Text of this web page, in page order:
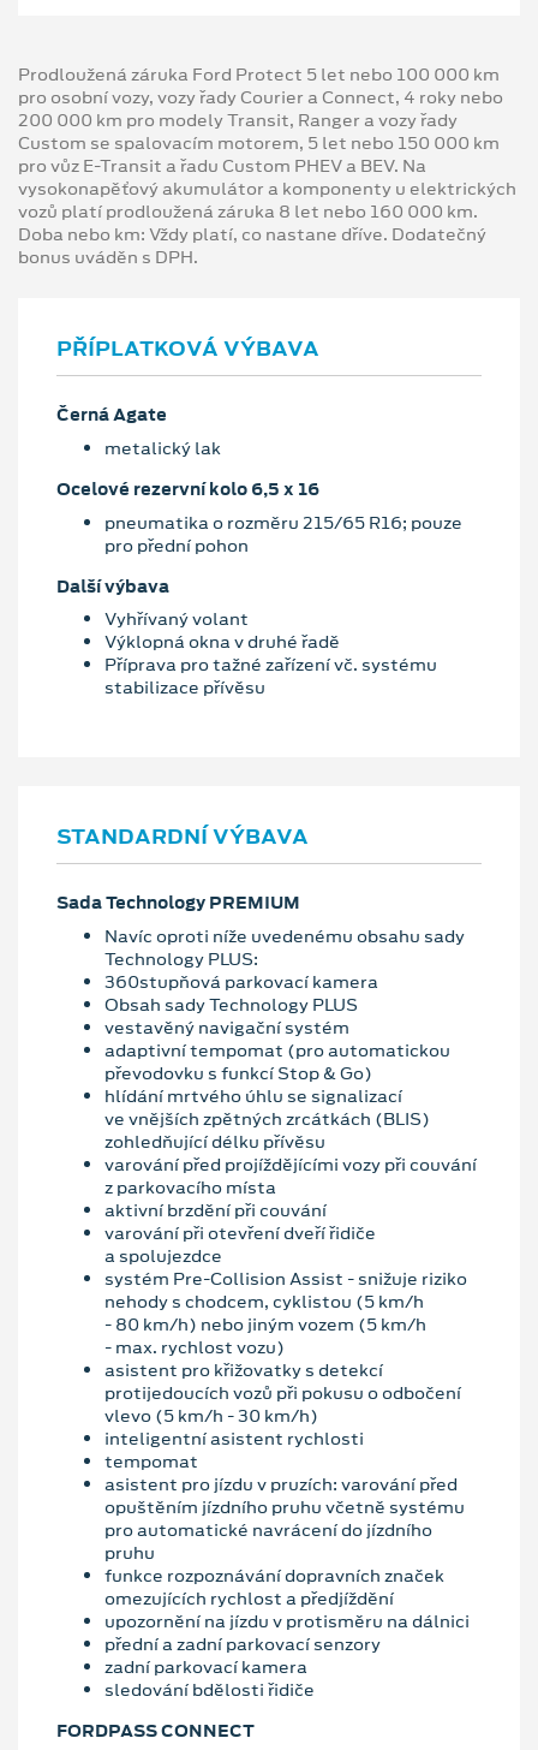
Prodloužená záruka Ford Protect 5 let nebo 100 000 km
pro osobní vozy, vozy řady Courier a Connect, 4 roky nebo
200 000 km pro modely Transit, Ranger a vozy řady
Custom se spalovacím motorem, 5 let nebo 150 000 km
pro vůz E-Transit a řadu Custom PHEV a BEV. Na
vysokonapěťový akumulátor a komponenty u elektrických
vozů platí prodloužená záruka 8 let nebo 160 000 km.
Doba nebo km: Vždy platí, co nastane dříve. Dodatečný
bonus uváděn s DPH.
PŘÍPLATKOVÁ VÝBAVA
Černá Agate
metalický lak
Ocelové rezervní kolo 6,5 x 16
pneumatika o rozměru 215/65 R16; pouze
pro přední pohon
Další výbava
Vyhřívaný volant
Výklopná okna v druhé řadě
Příprava pro tažné zařízení vč. systému
stabilizace přívěsu
STANDARDNÍ VÝBAVA
Sada Technology PREMIUM
Navíc oproti níže uvedenému obsahu sady
Technology PLUS:
360stupňová parkovací kamera
Obsah sady Technology PLUS
vestavěný navigační systém
adaptivní tempomat (pro automatickou
převodovku s funkcí Stop & Go)
hlídání mrtvého úhlu se signalizací
ve vnějších zpětných zrcátkách (BLIS)
zohledňující délku přívěsu
varování před projíždějícími vozy při couvání
z parkovacího místa
aktivní brzdění při couvání
varování při otevření dveří řidiče
a spolujezdce
systém Pre-Collision Assist - snižuje riziko
nehody s chodcem, cyklistou (5 km/h
- 80 km/h) nebo jiným vozem (5 km/h
- max. rychlost vozu)
asistent pro křižovatky s detekcí
protijedoucích vozů při pokusu o odbočení
vlevo (5 km/h - 30 km/h)
inteligentní asistent rychlosti
tempomat
asistent pro jízdu v pruzích: varování před
opuštěním jízdního pruhu včetně systému
pro automatické navrácení do jízdního
pruhu
funkce rozpoznávání dopravních značek
omezujících rychlost a předjíždění
upozornění na jízdu v protisměru na dálnici
přední a zadní parkovací senzory
zadní parkovací kamera
sledování bdělosti řidiče
FORDPASS CONNECT